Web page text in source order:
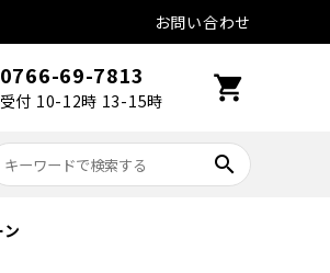
お問い合わせ
0766-69-7813
受付 10-12時 13-15時 shopping_cart
search